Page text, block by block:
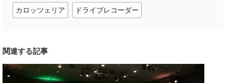
カロッツェリア ドライブレコーダー
関連する記事